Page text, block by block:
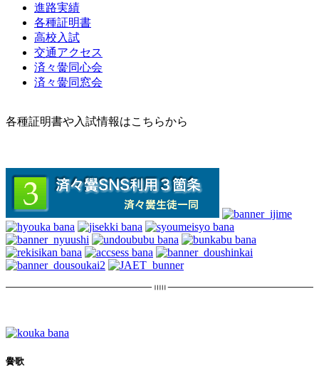
進路実績
各種証明書
高校入試
交通アクセス
済々黌同心会
済々黌同窓会
各種証明書や入試情報はこちらから
黌歌